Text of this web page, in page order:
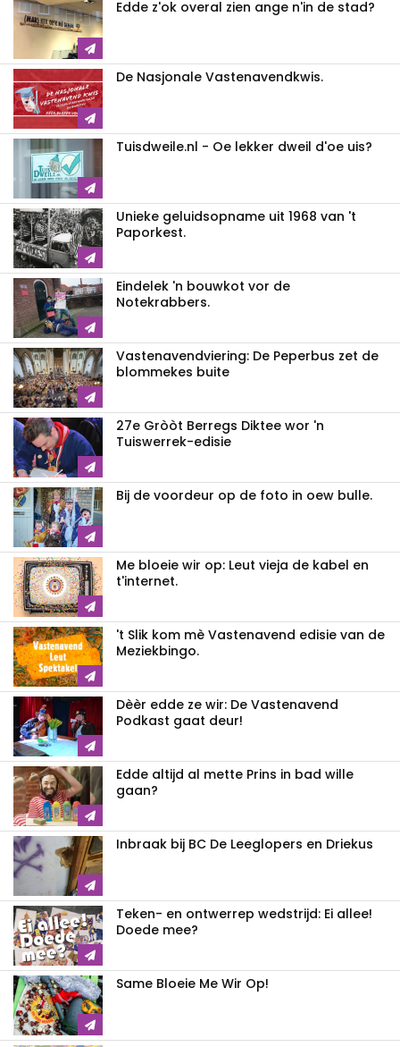
Edde z'ok overal zien ange n'in de stad?
De Nasjonale Vastenavendkwis.
Tuisdweile.nl - Oe lekker dweil d'oe uis?
Unieke geluidsopname uit 1968 van 't
Paporkest.
Eindelek 'n bouwkot vor de
Notekrabbers.
Vastenavendviering: De Peperbus zet de
blommekes buite
27e Gròòt Berregs Diktee wor 'n
Tuiswerrek-edisie
Bij de voordeur op de foto in oew bulle.
Me bloeie wir op: Leut vieja de kabel en
t'internet.
't Slik kom mè Vastenavend edisie van de
Meziekbingo.
Dèèr edde ze wir: De Vastenavend
Podkast gaat deur!
Edde altijd al mette Prins in bad wille
gaan?
Inbraak bij BC De Leeglopers en Driekus
Teken- en ontwerrep wedstrijd: Ei allee!
Doede mee?
Same Bloeie Me Wir Op!